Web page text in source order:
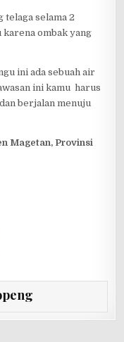
telaga selama 2
ombak yang
ini ada sebuah air
ini kamu harus
berjalan menuju
Magetan, Provinsi